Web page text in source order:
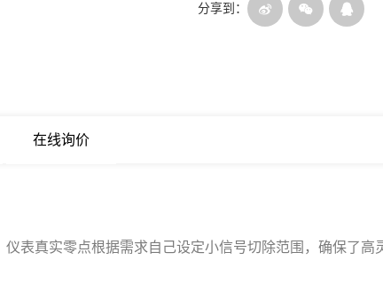
分享到：
在线询价
表真实零点根据需求自己设定小信号切除范围，确保了